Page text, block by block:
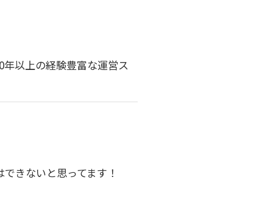
以上の経験豊富な運営ス
きないと思ってます！